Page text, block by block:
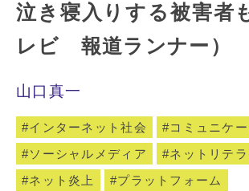
泣き寝入りする被害者
レビ 報道ランナー）
山口真一
インターネット社会
コミュニケ
ソーシャルメディア
ネットリテ
ネット炎上
プラットフォーム